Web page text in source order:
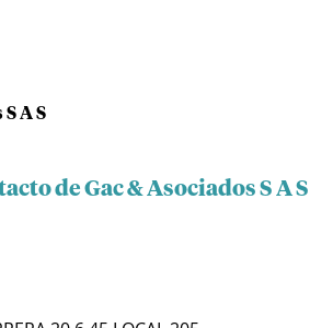
A S
de Gac & Asociados S A S